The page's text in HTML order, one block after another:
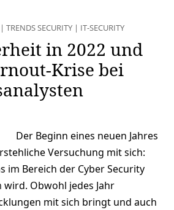
| TRENDS SECURITY | IT-SECURITY
in 2022 und
Krise bei
Der Beginn eines neuen Jahres
Versuchung mit sich:
im Bereich der Cyber Security
Obwohl jedes Jahr
mit sich bringt und auch